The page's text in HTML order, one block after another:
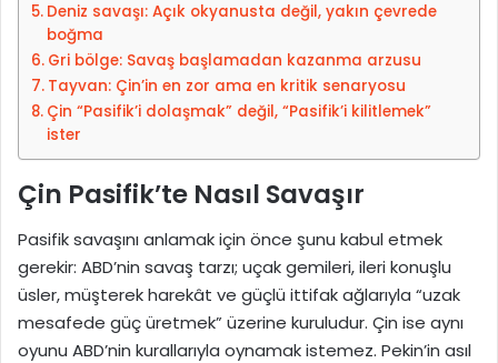
a
ö
n
d
m
k
Deniz savaşı: Açık okyanusta değil, yakın çevrede
boğma
Gri bölge: Savaş başlamadan kazanma arzusu
Tayvan: Çin’in en zor ama en kritik senaryosu
Çin “Pasifik’i dolaşmak” değil, “Pasifik’i kilitlemek”
ister
Çin Pasifik’te Nasıl Savaşır
Pasifik savaşını anlamak için önce şunu kabul etmek
gerekir: ABD’nin savaş tarzı; uçak gemileri, ileri konuşlu
üsler, müşterek harekât ve güçlü ittifak ağlarıyla “uzak
mesafede güç üretmek” üzerine kuruludur. Çin ise aynı
oyunu ABD’nin kurallarıyla oynamak istemez. Pekin’in asıl